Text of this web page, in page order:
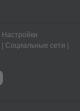
Настройки
| Социальные сети |